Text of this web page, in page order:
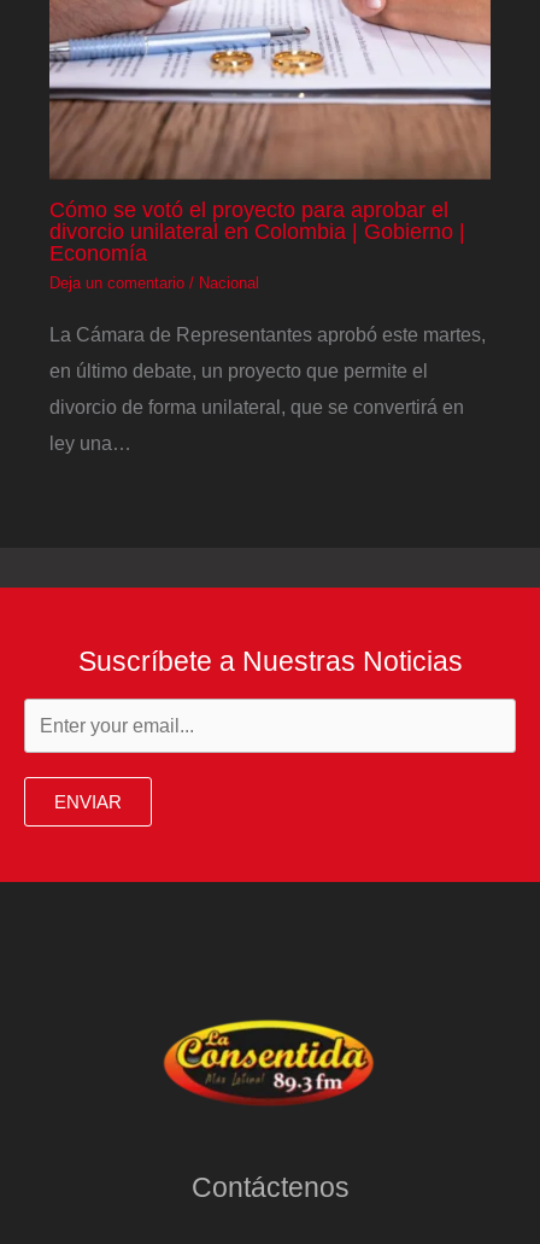
Cómo se votó el proyecto para aprobar el
divorcio unilateral en Colombia | Gobierno |
Economía
Deja un comentario / Nacional
La Cámara de Representantes aprobó este martes,
en último debate, un proyecto que permite el
divorcio de forma unilateral, que se convertirá en
ley una…
Suscríbete a Nuestras Noticias
ENVIAR
Contáctenos